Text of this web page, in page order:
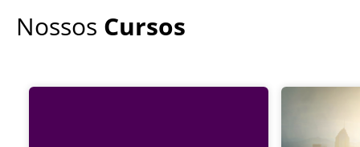
Nossos Cursos